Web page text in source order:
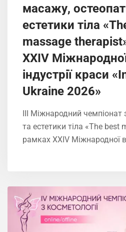
масажу,
естетики тіла
massage
XXIV
індустрії краси
Ukrainе 2026»
ІIІ Міжнародний чемпіонат
та естетики тіла «The best
рамках XXIV Міжнародної